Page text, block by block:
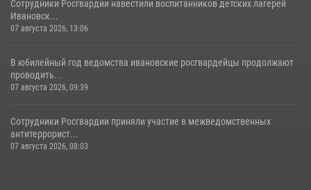
Сотрудники Росгвардии навестили воспитанников детских лагерей
Ивановск...
07 августа 2026, 13:06
В юбилейный год ведомства ивановские росгвардейцы продолжают
проводить...
07 августа 2026, 09:39
Сотрудники Росгвардии приняли участие в межведомственных
антитеррорист...
07 августа 2026, 08:03